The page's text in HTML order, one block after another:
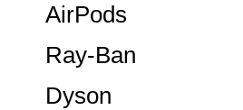
Dyson
AirPods
Ray-Ban